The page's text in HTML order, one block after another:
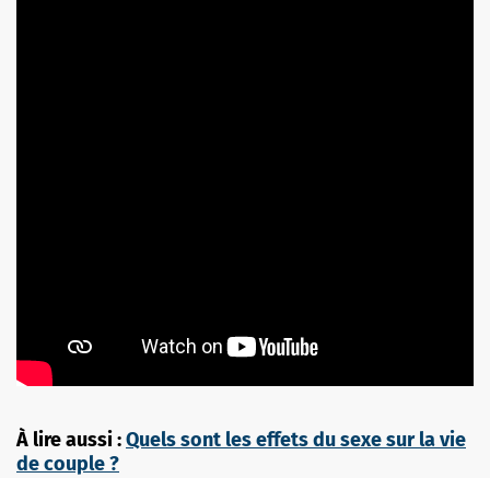
À lire aussi :Quels sont les effets du sexe sur la vie
de couple ?